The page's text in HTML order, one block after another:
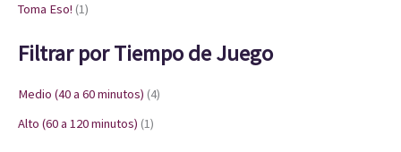
Toma Eso! (1)
Filtrar por Tiempo de Juego
Medio (40 a 60 minutos) (4)
Alto (60 a 120 minutos) (1)